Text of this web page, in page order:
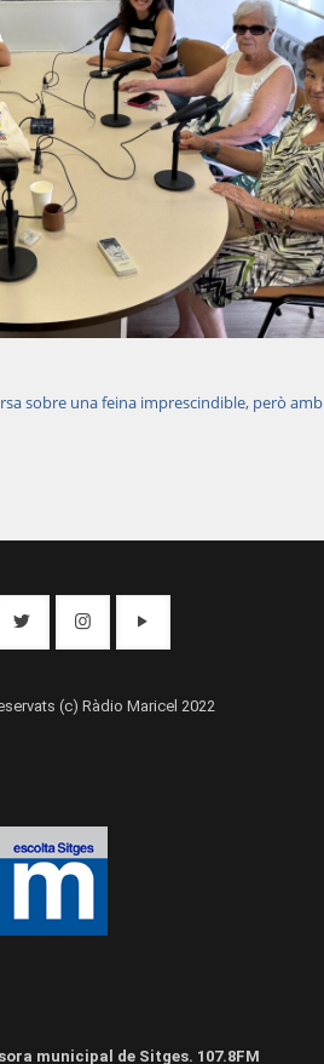
sobre una feina imprescindible, però amb
(c) Ràdio Maricel 2022
municipal de Sitges. 107.8FM